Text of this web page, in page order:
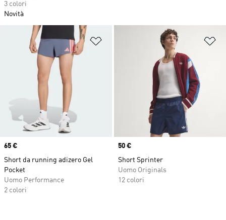
3 colori
Novità
Aggiungi alla lista dei desideri
Price
65 €
Short da running adizero Gel
Pocket
Uomo Performance
2 colori
Price
50 €
Short Sprinter
Uomo Originals
12 colori